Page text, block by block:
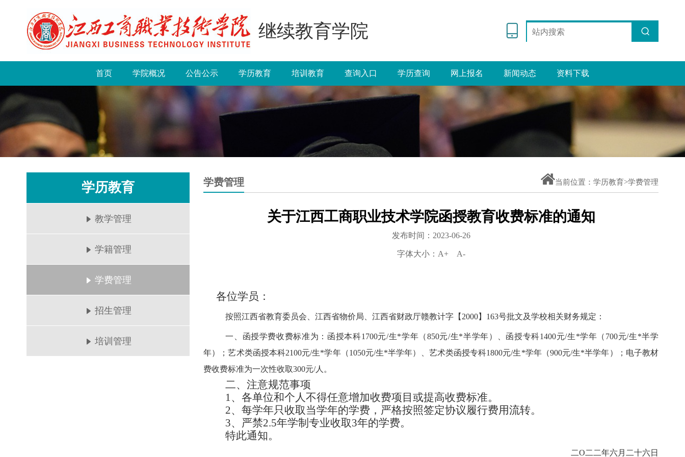
继续教育学院
首页 学院概况 公告公示 学历教育 培训教育 查询入口 学历查询 网上报名 新闻动态 资料下载
学历教育
教学管理
学籍管理
学费管理
招生管理
培训管理
学费管理 当前位置： 学历教育>学费管理
关于江西工商职业技术学院函授教育收费标准的通知
发布时间：2023-06-26
字体大小： A+ A-
各位学员：
按照江西省教育委员会、江西省物价局、江西省财政厅赣教计字【 2000】163号批文及学校相关财务规定：
一、函授学费收费标准为：函授本科1700元/生*学年（850元/生*半学年）、函授专科1400元/生*学年（700元/生*半学
年）；艺术类函授本科2100元/生*学年（1050元/生*半学年）、艺术类函授专科1800元/生*学年（900元/生*半学年）；电子教材
费收费标准为一次性收取300元/人。
二、注意规范事项
1、各单位和个人不得任意增加收费项目或提高收费标准。
2、每学年只收取当学年的学费，严格按照签定协议履行费用流转。
3、严禁2.5年学制专业收取3年的学费。
特此通知。
二O二二年六月二十六日